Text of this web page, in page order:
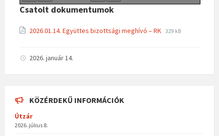
Csatolt dokumentumok
2026.01.14. Együttes bizottsági meghívó – RK File
File
329 kB
2026. január 14.
KÖZÉRDEKŰ INFORMÁCIÓK
Útzár
2026. július 8.